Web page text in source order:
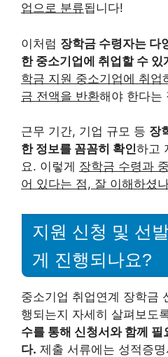
업으로 분류됩니다!
이처럼 장학금 수령자는 다
한 중소기업에 취업할 수 있
학금 지원 중소기업에 취
금 전액을 반환해야 한다는
근무 기간, 기업 규모 등 장
한 정보를 꼼꼼히 확인하고
요. 이렇게 장학금 수령과
어 있다는 점, 잘 이해하셨
지원 신청 및 선
게 진행되나요?
중소기업 취업연계 장학금
행되는지 자세히 살펴보도
수를 통해 신청서와 함께
다. 제출 서류에는 성적증